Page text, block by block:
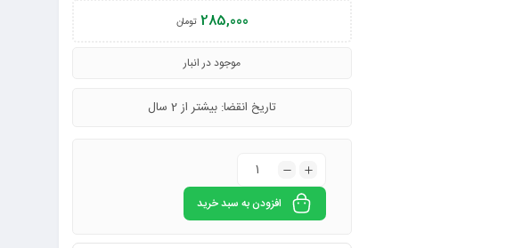
285,000 تومان
موجود در انبار
تاریخ انقضا: بیشتر از 2 سال
افزودن به سبد خرید